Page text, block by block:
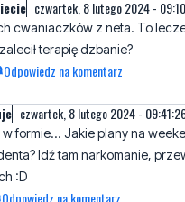
Odpowiedz na komentarz
czwartek, 8 lutego 2024 -
formie... Jakie plany na
:D
Odpowiedz na komentarz
13:21:58